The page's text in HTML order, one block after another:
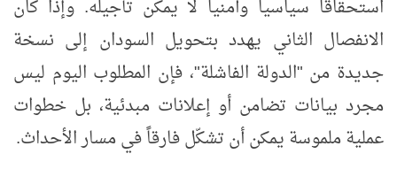
استحقاقاً سياسياً وأمنياً لا يمكن تأجيله. وإذا كان
الانفصال الثاني يهدد بتحويل السودان إلى نسخة
جديدة من "الدولة الفاشلة"، فإن المطلوب اليوم ليس
مجرد بيانات تضامن أو إعلانات مبدئية، بل خطوات
عملية ملموسة يمكن أن تشكّل فارقاً في مسار الأحداث.